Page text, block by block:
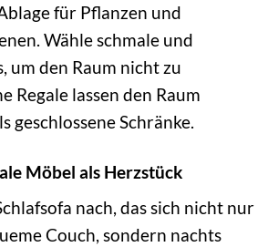
für Pflanzen und
Wähle schmale und
um den Raum nicht zu
Regale lassen den Raum
geschlossene Schränke.
Möbel als Herzstück
nach, das sich nicht nur
Couch, sondern nachts